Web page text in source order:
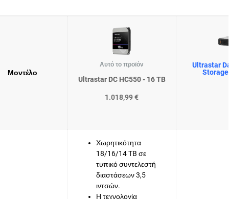
Μοντέλο
Αυτό το προϊόν
Ultrastar DC HC550 - 16 TB
1.018,99 €
Ultrastar
Χωρητικότητα
18/16/14 TB σε
τυπικό συντελεστή
διαστάσεων 3,5
ιντσών.
Η τεχνολογία